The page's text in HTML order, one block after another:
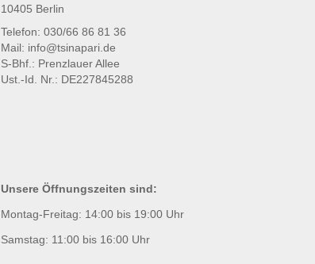
10405 Berlin
Telefon: 030/66 86 81 36
Mail: info@tsinapari.de
S-Bhf.: Prenzlauer Allee
Ust.-Id. Nr.: DE227845288
Unsere Öffnungszeiten sind:
Montag-Freitag: 14:00 bis 19:00 Uhr
Samstag: 11:00 bis 16:00 Uhr